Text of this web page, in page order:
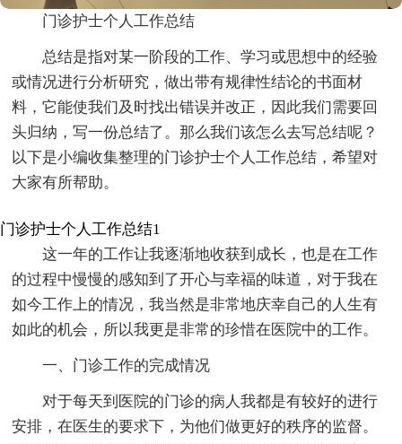
门诊护士个人工作总结
总结是指对某一阶段的工作、学习或思想中的经验
或情况进行分析研究，做出带有规律性结论的书面材
料，它能使我们及时找出错误并改正，因此我们需要回
头归纳，写一份总结了。那么我们该怎么去写总结呢？
以下是小编收集整理的门诊护士个人工作总结，希望对
大家有所帮助。
门诊护士个人工作总结1
这一年的工作让我逐渐地收获到成长，也是在工作
的过程中慢慢的感知到了开心与幸福的味道，对于我在
如今工作上的情况，我当然是非常地庆幸自己的人生有
如此的机会，所以我更是非常的珍惜在医院中的工作。
一、门诊工作的完成情况
对于每天到医院的门诊的病人我都是有较好的进行
安排，在医生的要求下，为他们做更好的秩序的监督。